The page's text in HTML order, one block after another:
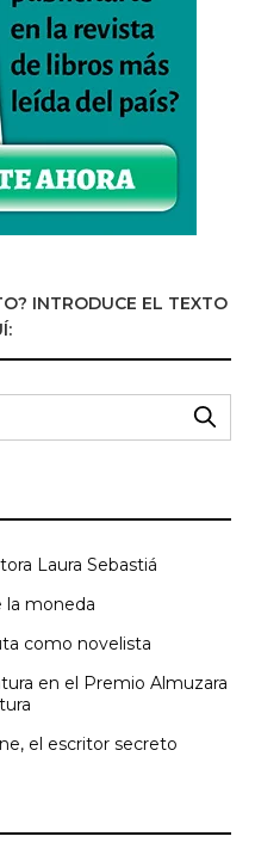
INTRODUCE EL TEXTO
Laura Sebastiá
la moneda
como novelista
en el Premio Almuzara
el escritor secreto